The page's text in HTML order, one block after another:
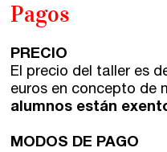
Pagos
PRECIO
El precio del taller es
euros en concepto de
alumnos están
MODOS DE PAGO